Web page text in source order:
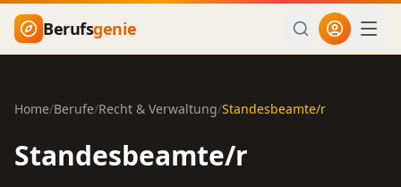
Zum Hauptinhalt springen
Berufsgenie
Home/Berufe/Recht & Verwaltung/Standesbeamte/r
Standesbeamte/r